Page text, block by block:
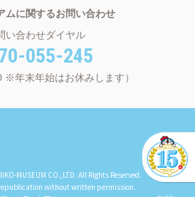
ムに関するお問い合わせ
い合わせダイヤル
055-245
※年末年始はお休みします）
MUSEUM CO.,LTD. All Rights Reserved.
without written permission.